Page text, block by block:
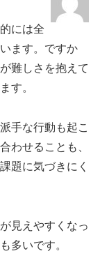
には全
ます。ですか
難しさを抱えて
す。
手な行動も起こ
わせることも、
題に気づきにく
見えやすくなっ
多いです。